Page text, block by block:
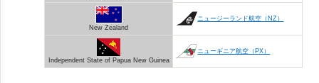
New Zealand
ニュージーランド航空（NZ）
Independent State of Papua New Guinea
ニューギニア航空（PX）